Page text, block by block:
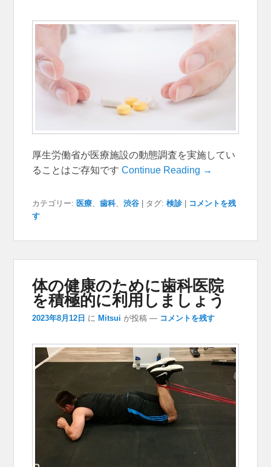
厚生労働省が医療施設の動態調査を実施してい
ることはご存知ですContinue Reading →
カテゴリー: 医療、歯科、渋谷 タグ: 検診
コメントを残
す
体の健康のために歯科医院
を積極的に利用しましょう
2023年8月12日 に Mitsui が投稿 — コメントを残す